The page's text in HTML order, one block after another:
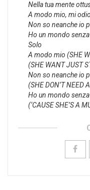
Nella tua mente
A modo mio, mi odio
Non so neanche io
Ho un mondo
Solo
A modo mio (SHE
(SHE WANT JUST
Non so neanche io
(SHE DON’T NEED
Ho un mondo
(‘CAUSE SHE’S A